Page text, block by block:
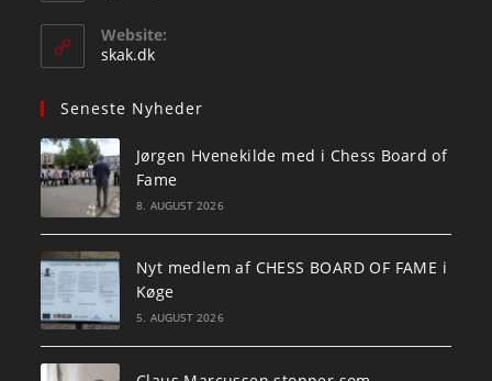
Website:
skak.dk
Seneste Nyheder
Jørgen Hvenekilde med i Chess Board of
Fame
8. AUGUST 2026
Nyt medlem af CHESS BOARD OF FAME i
Køge
5. AUGUST 2026